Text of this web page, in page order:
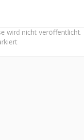
wird nicht veröffentlicht.